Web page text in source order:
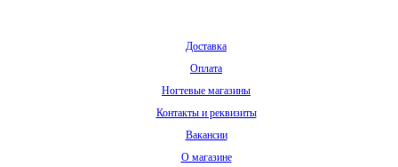
Доставка
Оплата
Ногтевые магазины
Контакты и реквизиты
Вакансии
О магазине